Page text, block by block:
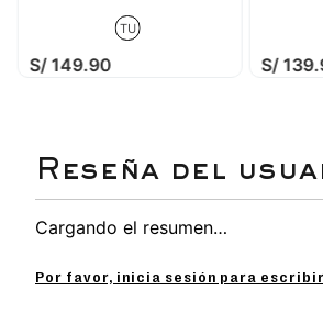
TU
S/ 149.90 S/ 139.
Cargando el resumen…
Por favor, inicia sesión para